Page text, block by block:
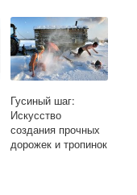
Гусиный шаг:
Искусство
создания прочных
дорожек и тропинок